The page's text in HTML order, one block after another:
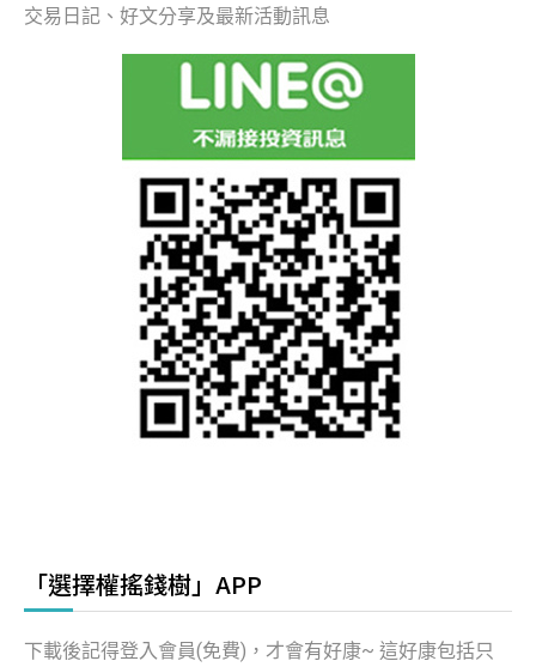
交易日記、好文分享及最新活動訊息
「選擇權搖錢樹」APP
下載後記得登入會員(免費)，才會有好康~ 這好康包括只